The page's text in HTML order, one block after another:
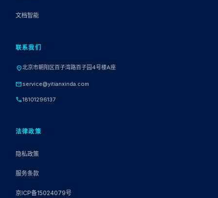
文档智能
联系我们
location_on北京市朝阳区百子湾路百子园4号楼A座
mail service@yitianxinda.com
call18101296137
法律政策
隐私政策
服务条款
京ICP备15024079号